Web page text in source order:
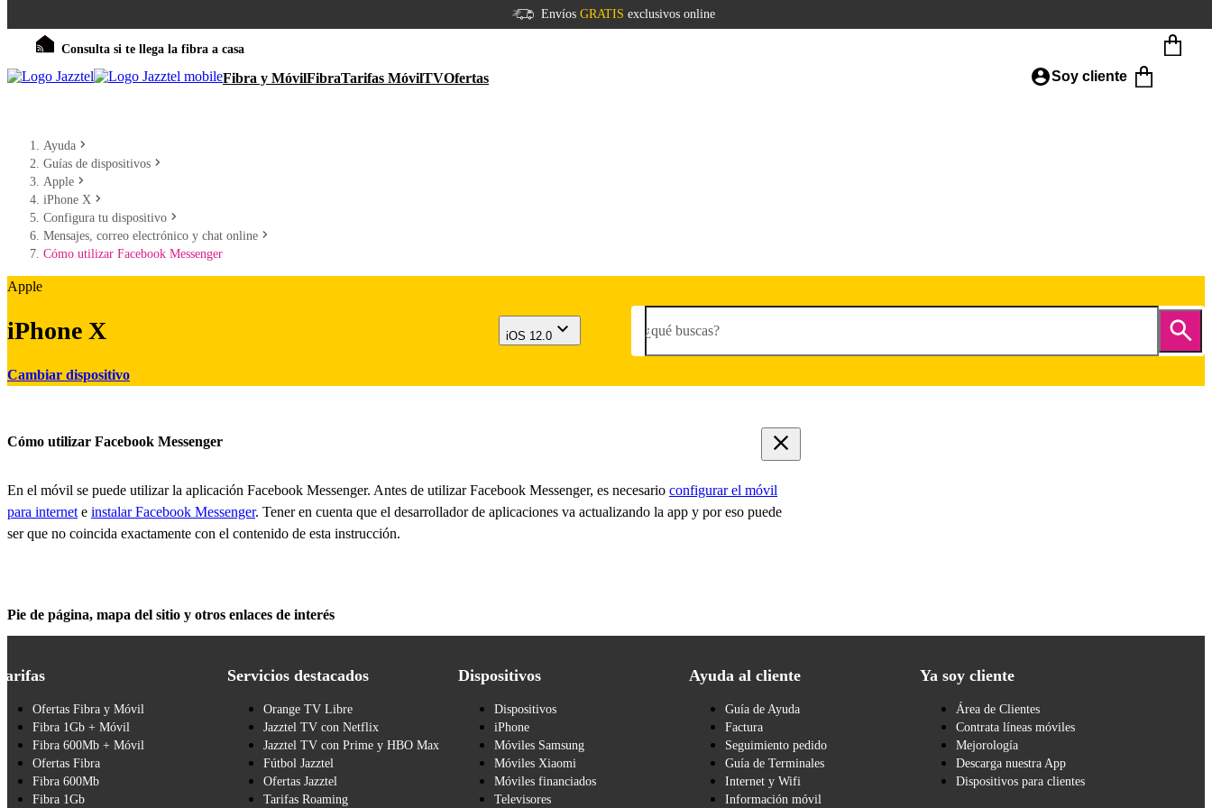
Envíos GRATIS exclusivos online
Consulta si te llega la fibra a casa
Fibra y MóvilFibraTarifas MóvilTVOfertas Soy cliente
Ayuda
Guías de dispositivos
Apple
iPhone X
Configura tu dispositivo
Mensajes, correo electrónico y chat online
Cómo utilizar Facebook Messenger
Apple
iPhone X
Cambiar dispositivo
iOS 12.0 ¿qué buscas?
Cómo utilizar Facebook Messenger
En el móvil se puede utilizar la aplicación Facebook Messenger. Antes de utilizar Facebook Messenger, es necesario configurar el móvil
para internet e instalar Facebook Messenger. Tener en cuenta que el desarrollador de aplicaciones va actualizando la app y por eso puede
ser que no coincida exactamente con el contenido de esta instrucción.
Pie de página, mapa del sitio y otros enlaces de interés
Ofertas Fibra y Móvil
Fibra 1Gb + Móvil
Fibra 600Mb + Móvil
Ofertas Fibra
Fibra 600Mb
Fibra 1Gb
Servicios destacados
Orange TV Libre
Jazztel TV con Netflix
Jazztel TV con Prime y HBO Max
Fútbol Jazztel
Ofertas Jazztel
Tarifas Roaming
Dispositivos
Dispositivos
iPhone
Móviles Samsung
Móviles Xiaomi
Móviles financiados
Televisores
Ayuda al cliente
Guía de Ayuda
Factura
Seguimiento pedido
Guía de Terminales
Internet y Wifi
Información móvil
Ya soy cliente
Área de Clientes
Contrata líneas móviles
Mejorología
Descarga nuestra App
Dispositivos para clientes